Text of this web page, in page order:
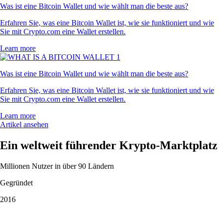
Was ist eine Bitcoin Wallet und wie wählt man die beste aus?
Erfahren Sie, was eine Bitcoin Wallet ist, wie sie funktioniert und wie
Sie mit Crypto.com eine Wallet erstellen.
Learn more
Was ist eine Bitcoin Wallet und wie wählt man die beste aus?
Erfahren Sie, was eine Bitcoin Wallet ist, wie sie funktioniert und wie
Sie mit Crypto.com eine Wallet erstellen.
Learn more
Artikel ansehen
Ein weltweit führender Krypto-Marktplatz
Millionen Nutzer in über 90 Ländern
Gegründet
2016